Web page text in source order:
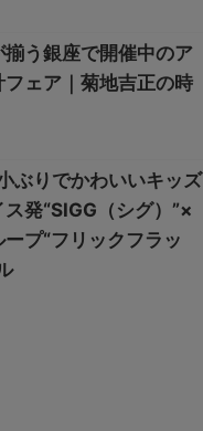
う銀座で開催中のア
フェア｜菊地吉正の時
ぶりでかわいいキッズ
発“SIGG（シグ）”×
プ“フリックフラッ